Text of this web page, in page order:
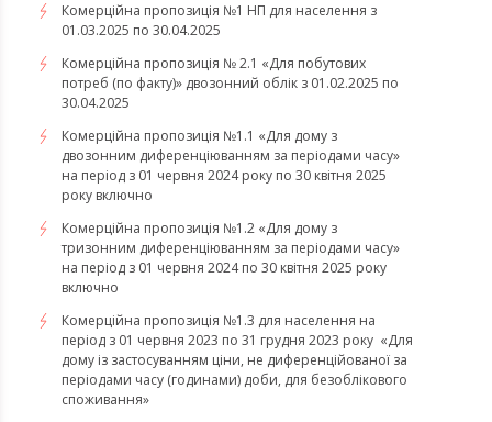
Комерційна пропозиція №1 НП для населення з
01.03.2025 по 30.04.2025
Комерційна пропозиція № 2.1 «Для побутових
потреб (по факту)» двозонний облік з 01.02.2025 по
30.04.2025
Комерційна пропозиція №1.1 «Для дому з
двозонним диференціюванням за періодами часу»
на період з 01 червня 2024 року по 30 квітня 2025
року включно
Комерційна пропозиція №1.2 «Для дому з
тризонним диференціюванням за періодами часу»
на період з 01 червня 2024 по 30 квітня 2025 року
включно
​​​​​​​Комерційна пропозиція №1.3 для населення на
період з 01 червня 2023 по 31 грудня 2023 року «Для
дому із застосуванням ціни, не диференційованої за
періодами часу (годинами) доби, для безоблікового
споживання»